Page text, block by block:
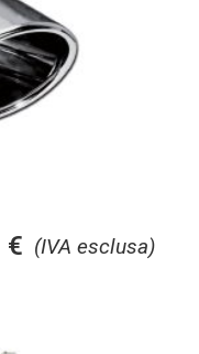
(IVA esclusa)
€